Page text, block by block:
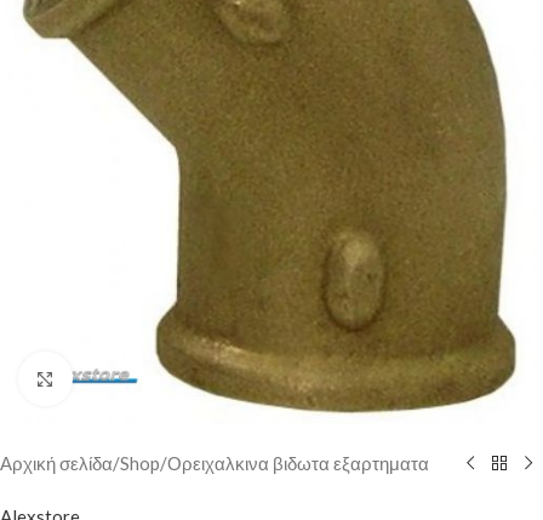
Click to enlarge
Αρχική σελίδα/Shop/Ορειχαλκινα βιδωτα εξαρτηματα